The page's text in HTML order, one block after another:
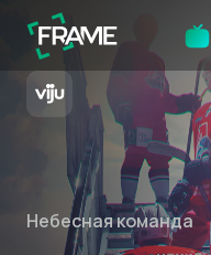
Небесная команда